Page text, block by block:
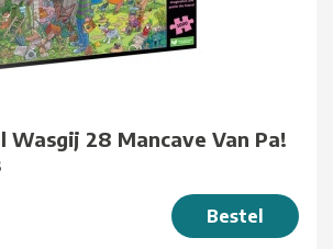
Wasgij 28 Mancave Van Pa!
Bestel